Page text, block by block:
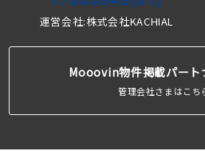
運営会社:株式会社KACHIAL
Mooovin物件掲載パート
管理会社さまはこち